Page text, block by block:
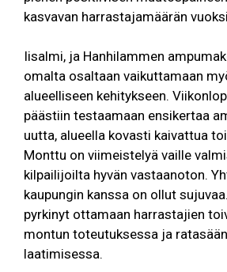
kasvavan harrastajamäärän
Iisalmi, ja Hanhilammen
omalta osaltaan vaikuttamaan
alueelliseen kehitykseen.
päästiin testaamaan ensikertaa
uutta, alueella kovasti kaivattua
Monttu on viimeistelyä vaille
kilpailijoilta hyvän vastaanoton.
kaupungin kanssa on ollut
pyrkinyt ottamaan harrastajien
montun toteutuksessa ja
laatimisessa.